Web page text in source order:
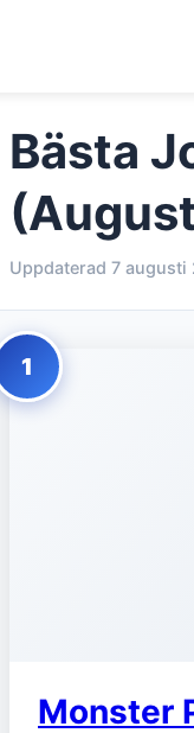
Bästa
Uppdaterad 7
1
Monster